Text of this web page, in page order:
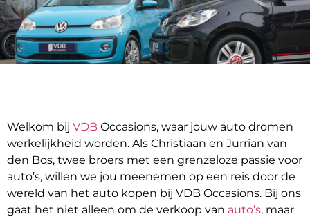
Welkom bij VDB Occasions, waar jouw auto dromen
werkelijkheid worden. Als Christiaan en Jurrian van
den Bos, twee broers met een grenzeloze passie voor
auto’s, willen we jou meenemen op een reis door de
wereld van het auto kopen bij VDB Occasions. Bij ons
gaat het niet alleen om de verkoop van auto’s, maar